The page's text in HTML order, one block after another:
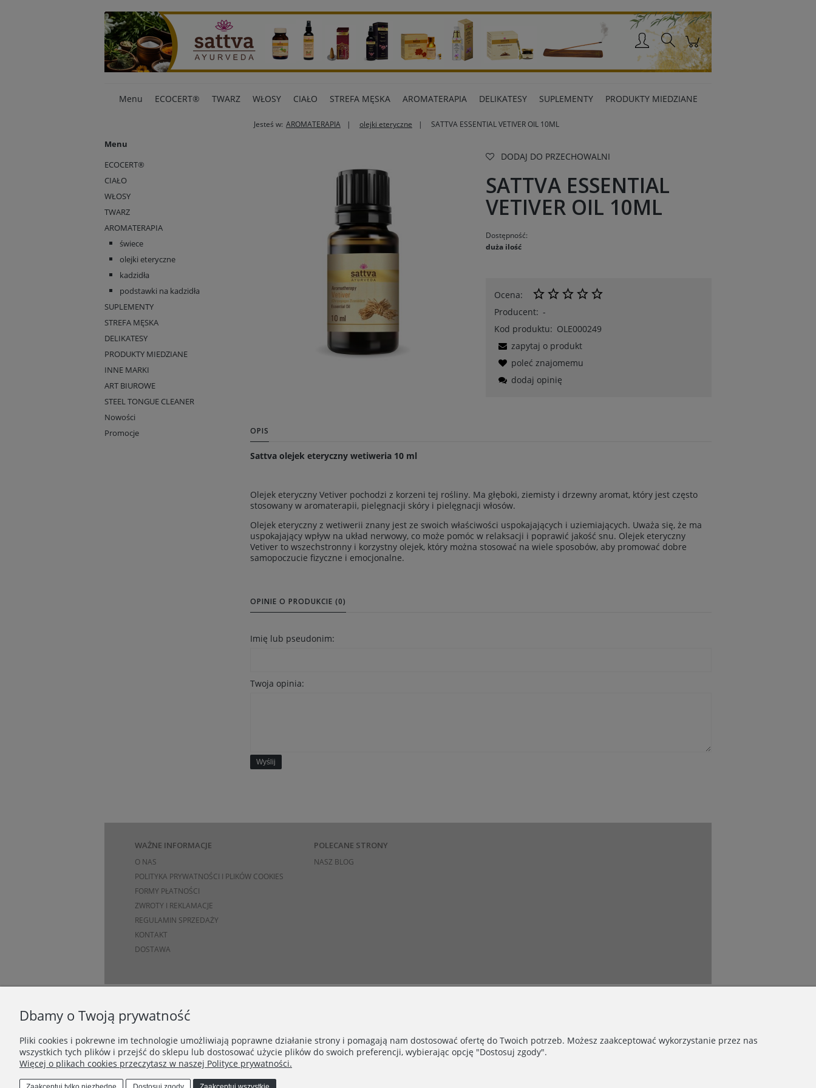
Menu ECOCERT® TWARZ WŁOSY CIAŁO STREFA MĘSKA AROMATERAPIA DELIKATESY SUPLEMENTY PRODUKTY MIEDZIANE
Jesteś w: AROMATERAPIA olejki eteryczne SATTVA ESSENTIAL VETIVER OIL 10ML
Menu
ECOCERT®
CIAŁO
WŁOSY
TWARZ
AROMATERAPIA
świece
olejki eteryczne
kadzidła
podstawki na kadzidła
SUPLEMENTY
STREFA MĘSKA
DELIKATESY
PRODUKTY MIEDZIANE
INNE MARKI
ART BIUROWE
STEEL TONGUE CLEANER
Nowości
Promocje
DODAJ DO PRZECHOWALNI
SATTVA ESSENTIAL
VETIVER OIL 10ML
Dostępność:
duża ilość
Ocena:
Producent: -
Kod produktu: OLE000249
zapytaj o produkt
poleć znajomemu
dodaj opinię
OPIS
Sattva olejek eteryczny wetiweria 10 ml
Olejek eteryczny Vetiver pochodzi z korzeni tej rośliny. Ma głęboki, ziemisty i drzewny aromat, który jest często
stosowany w aromaterapii, pielęgnacji skóry i pielęgnacji włosów.
Olejek eteryczny z wetiwerii znany jest ze swoich właściwości uspokajających i uziemiających. Uważa się, że ma
uspokajający wpływ na układ nerwowy, co może pomóc w relaksacji i poprawić jakość snu. Olejek eteryczny
Vetiver to wszechstronny i korzystny olejek, który można stosować na wiele sposobów, aby promować dobre
samopoczucie fizyczne i emocjonalne.
OPINIE O PRODUKCIE (0)
Imię lub pseudonim:
Twoja opinia:
Wyślij
WAŻNE INFORMACJE
O NAS
POLITYKA PRYWATNOŚCI I PLIKÓW COOKIES
FORMY PŁATNOŚCI
ZWROTY I REKLAMACJE
REGULAMIN SPRZEDAŻY
KONTAKT
DOSTAWA
POLECANE STRONY
NASZ BLOG
Dbamy o Twoją prywatność
Pliki cookies i pokrewne im technologie umożliwiają poprawne działanie strony i pomagają nam dostosować ofertę do Twoich potrzeb. Możesz zaakceptować wykorzystanie przez nas
wszystkich tych plików i przejść do sklepu lub dostosować użycie plików do swoich preferencji, wybierając opcję "Dostosuj zgody".
Więcej o plikach cookies przeczytasz w naszej Polityce prywatności.